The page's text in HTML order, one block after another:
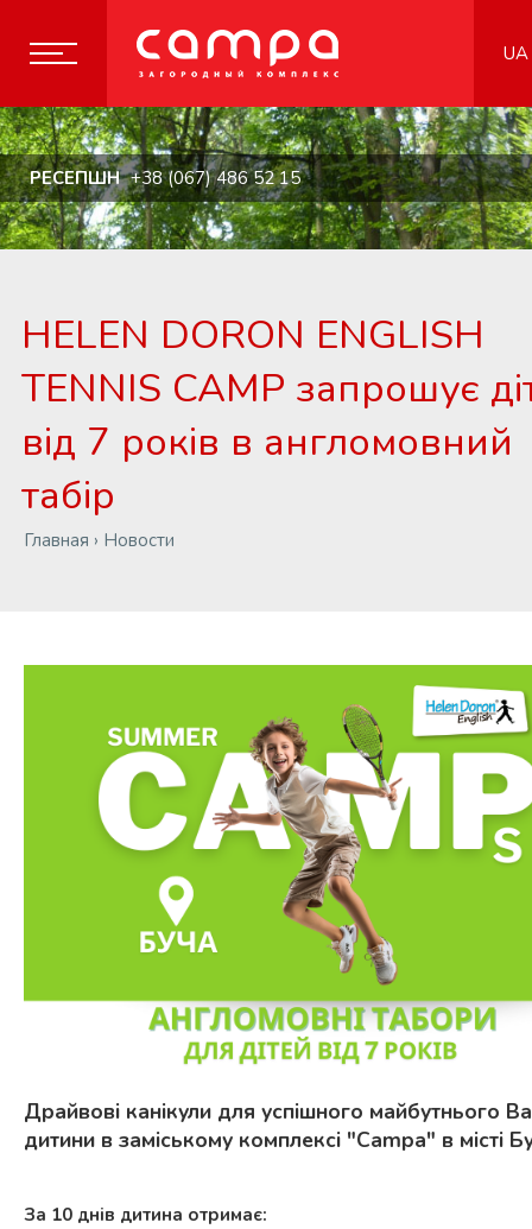
UA
РЕСЕПШН +38 (067) 486 52 15
HELEN DORON ENGLISH
TENNIS CAMP запрошує
від 7 років в англомовний
табір
Главная › Новости
Драйвові канікули для успішного майбутнього
дитини в заміському комплексі "Campa" в місті
За 10 днів дитина отримає: